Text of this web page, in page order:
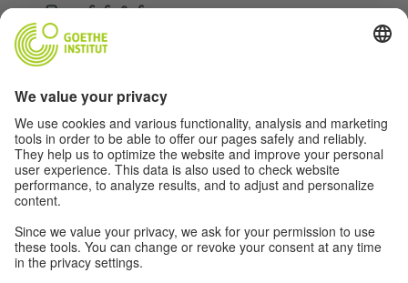
Goethe-Institut ၏ ဂျာမန်ဘာသာသင်တန်းများ
ဆရာများအတွက်ပေါ်တယ် "Deutschstunde"
ကိုယ်ရေးအချက်အလက်နှင့် ဝင်ရောက်နိုင်မှု
ကိုယ်ရေးလုံခြုံမှုသတ်မှတ်ချက်များ